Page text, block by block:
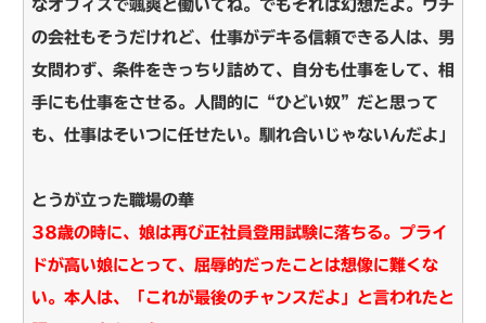
なオフィスで颯爽と働いてね。でもそれは幻想だよ。ウチ
の会社もそうだけれど、仕事がデキる信頼できる人は、男
女問わず、条件をきっちり詰めて、自分も仕事をして、相
手にも仕事をさせる。人間的に“ひどい奴”だと思って
も、仕事はそいつに任せたい。馴れ合いじゃないんだよ」
とうが立った職場の華
38歳の時に、娘は再び正社員登用試験に落ちる。プライ
ドが高い娘にとって、屈辱的だったことは想像に難くな
い。本人は、「これが最後のチャンスだよ」と言われたと